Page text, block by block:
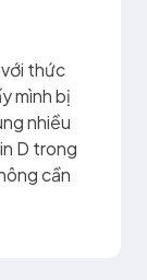
thức
mình bị
nhiều
D trong
cần